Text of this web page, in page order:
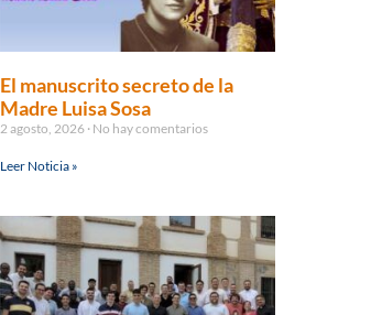
El manuscrito secreto de la
Madre Luisa Sosa
2 agosto, 2026 No hay comentarios
Leer Noticia »